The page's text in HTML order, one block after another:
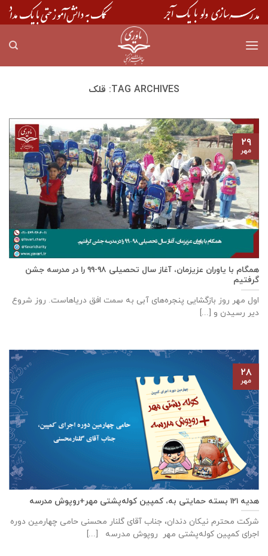
Skip
to
TAG ARCHIVES: قلک
همگام با یاوران عزیزمان، آغاز سال تحصیلی ۹۸-۹۹ را در مدرسه جشن
گرفتیم
اول مهر روز بازگشایی پنجره‌های آبی به سمت افق دریاهاست. روز شروع
دیر رسیدن و [...]
۲۹
مهر
هدیه ۱۲۱ بسته حمایتی به، کمپین کوله‌پشتی مهر+روپوش مدرسه
شرکت محترم نیکان دندان، جناب آقای گلنار محسنی حامی چهارمین دوره
اجرای کمپین کوله‌پشتی مهر روپوش مدرسه [...]
۲۸
مهر